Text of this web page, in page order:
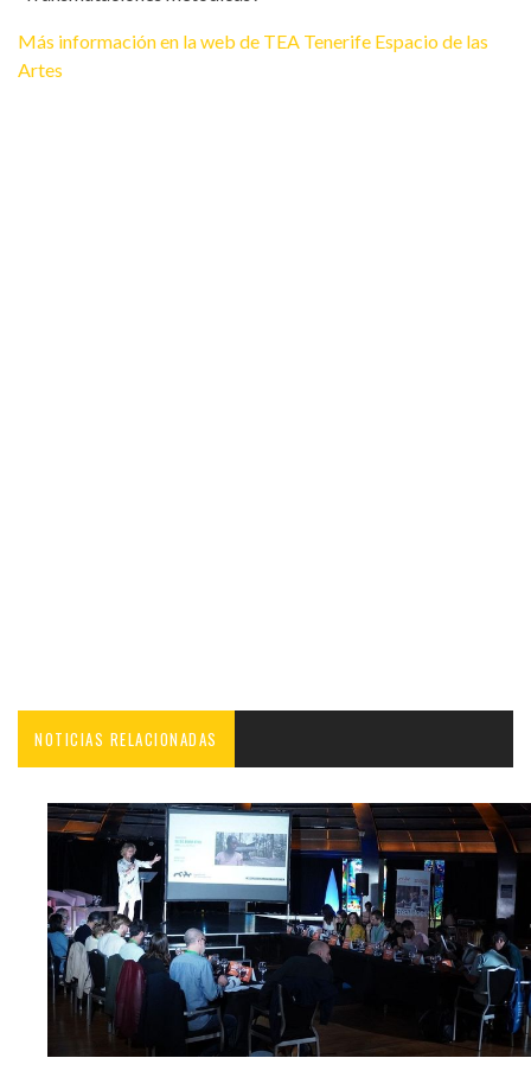
Más información en la web de TEA Tenerife Espacio de las
Artes
NOTICIAS RELACIONADAS